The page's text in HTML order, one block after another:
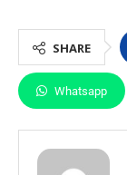
SHARE
Whatsapp